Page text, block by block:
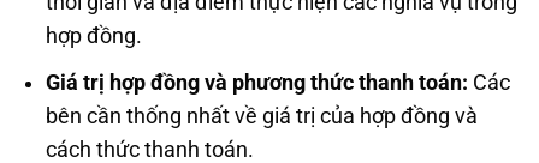
hợp đồng.
Giá trị hợp đồng và phương thức thanh toán: Các
bên cần thống nhất về giá trị của hợp đồng và
cách thức thanh toán.